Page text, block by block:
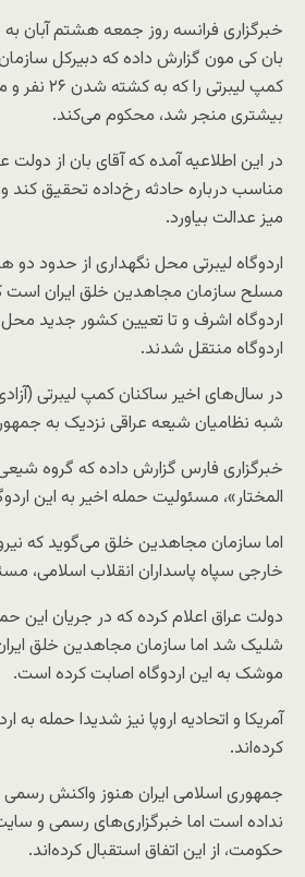
خبرگزاری فرانسه روز جمعه هشتم آبان
بان کی مون گزارش داده که دبیرکل
کمپ لیبرتی
بیشتری منجر شد، محکوم می‌کند.
در این اطلاعیه آمده که آقای بان از
مناسب درباره حادثه رخ‌داده تحقیق کند
میز عدالت بیاورد.
اردوگاه لیبرتی محل نگهداری از حدود دو
مسلح سازمان مجاهدین خلق ایران است
اردوگاه اشرف و تا تعیین کشور جدید
اردوگاه منتقل شدند.
در سال‌های اخیر ساکنان کمپ لیبرتی
شبه نظامیان شیعه عراقی نزدیک به
خبرگزاری فارس گزارش داده که گروه
المختار»، مسئولیت حمله اخیر به این
اما سازمان مجاهدین خلق می‌گوید که
خارجی سپاه پاسداران انقلاب اسلامی،
موشک به این اردوگاه اصابت کرده است.
آمریکا و اتحادیه اروپا نیز شدیدا حمله به
کرده‌اند.
جمهوری اسلامی ایران هنوز واکنش
نداده است اما خبرگزاری‌های رسمی و
حکومت، از این اتفاق استقبال کرده‌اند.